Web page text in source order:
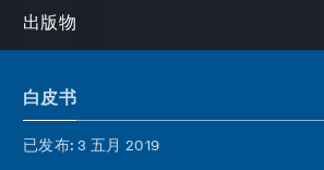
出版物
白皮书
已发布: 3 五月 2019